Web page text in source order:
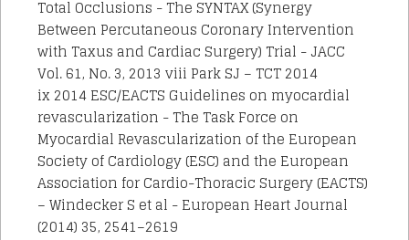
Total Occlusions - The SYNTAX (Synergy
Between Percutaneous Coronary Intervention
with Taxus and Cardiac Surgery) Trial - JACC
Vol. 61, No. 3, 2013 viii Park SJ – TCT 2014
ix 2014 ESC/EACTS Guidelines on myocardial
revascularization - The Task Force on
Myocardial Revascularization of the European
Society of Cardiology (ESC) and the European
Association for Cardio-Thoracic Surgery (EACTS)
– Windecker S et al - European Heart Journal
(2014) 35, 2541–2619